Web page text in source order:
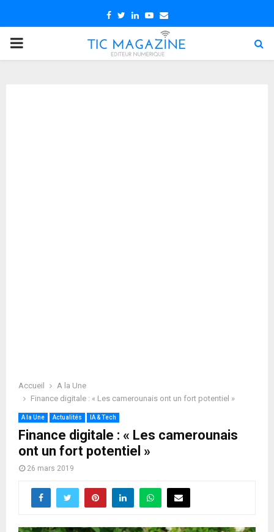
Facebook
TwitterLinkedin
Youtube
Email
PRIMARY
Accueil
A la Une
Finance digitale : « Les camerounais ont un fort potentiel »
A la Une Actualités IA & Tech
Finance digitale : « Les camerounais
ont un fort potentiel »
26 mars 2019